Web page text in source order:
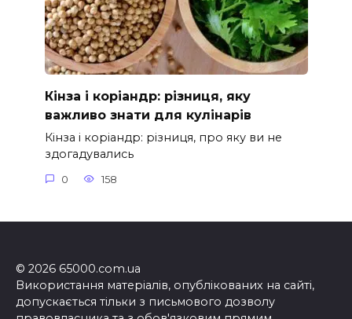
Кінза і коріандр: різниця, яку
важливо знати для кулінарів
Кінза і коріандр: різниця, про яку ви не
здогадувались
0 158
© 2026 65000.com.ua
Використання матеріалів, опублікованих на сайті,
допускається тільки з письмового дозволу